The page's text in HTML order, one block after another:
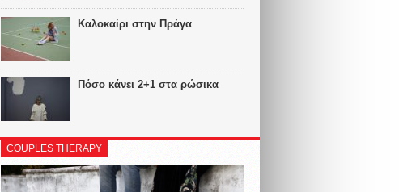
Καλοκαίρι στην Πράγα
Πόσο κάνει 2+1 στα ρώσικα
COUPLES THERAPY